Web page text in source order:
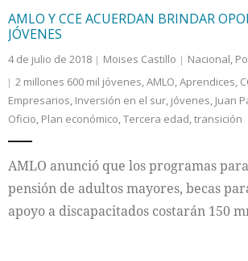
AMLO Y CCE ACUERDAN BRINDAR
JÓVENES
4 de julio de 2018 Moises Castillo Nacional,
2 millones 600 mil jóvenes,AMLO,Aprendices,
Empresarios, Inversión en el sur, jóvenes, Juan
Oficio, Plan económico,Tercera edad,transición
AMLO anunció que los programas
pensión de adultos mayores, becas
apoyo a discapacitados costarán 150